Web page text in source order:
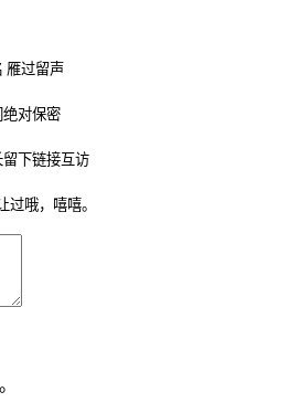
雁过留声
对保密
下链接互访
过哦，嘻嘻。